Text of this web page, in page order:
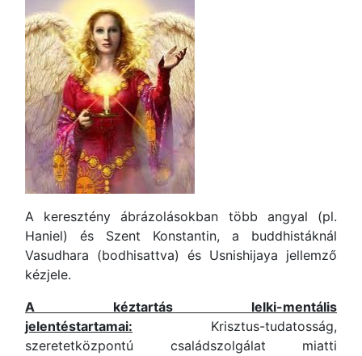
A keresztény ábrázolásokban több angyal (pl.
Haniel) és Szent Konstantin, a buddhistáknál
Vasudhara (bodhisattva) és Usnishijaya jellemző
kézjele.
A kéztartás lelki-mentális
jelentéstartamai: Krisztus-tudatosság,
szeretetközpontú családszolgálat miatti